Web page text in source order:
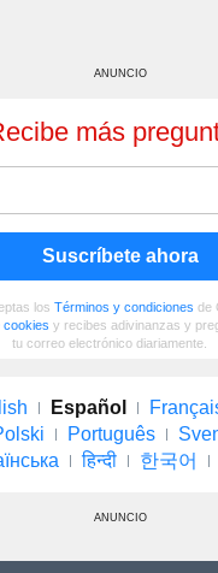
ANUNCIO
más
Suscríbete ahora
los Términos y condiciones de
cookies y recibes adivinanzas y
tu correo electrónico diariamente.
Español
Português
हिन्दी 한국어
ANUNCIO